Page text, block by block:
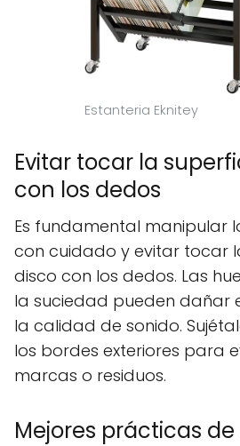
Estanteria Eknitey
Evitar tocar la
con los dedos
Es fundamental manipular
con cuidado y evitar tocar
disco con los dedos. Las
la suciedad pueden dañar
la calidad de sonido.
los bordes exteriores para
marcas o residuos.
Mejores prácticas